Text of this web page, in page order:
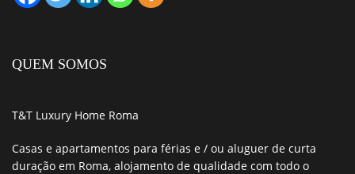
QUEM SOMOS
T&T Luxury Home Roma
Casas e apartamentos para férias e / ou aluguer de curta
duração em Roma, alojamento de qualidade com todo o